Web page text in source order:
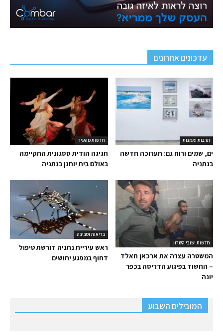
עדכונים אחרונים
חדשות מהעיר
חגיגה הודית ססגונית התקיימה
באולם בית יוחנן בנתניה
תרבות ואמנות
ים, שמים ורוח גם: תערוכה חדשה
בנתניה
בריאות וסביבה
ראש עיריית נתניה דורשת טיפול
דחוף במפגע יתושים
חדשות ישובי השרון
המשטרה עצרה את ארכאן חאלד
– החשוד בפיגוע הדריסה בכפר
יונה
המובילים השבוע